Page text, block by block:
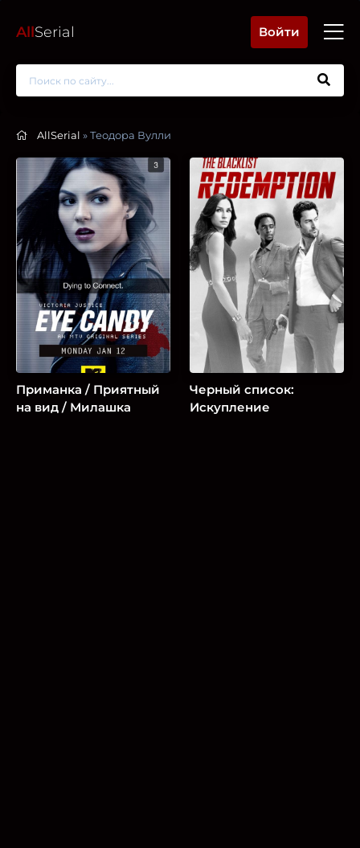
AllSerial Войти
AllSerial » Теодора Вулли
Приманка / Приятный
на вид / Милашка
Черный список:
Искупление